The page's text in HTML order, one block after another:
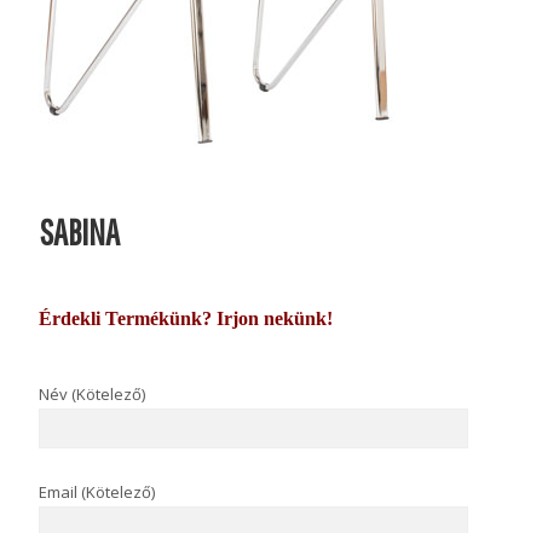
SABINA
Érdekli Termékünk? Irjon nekünk!
Név (Kötelező)
Email (Kötelező)